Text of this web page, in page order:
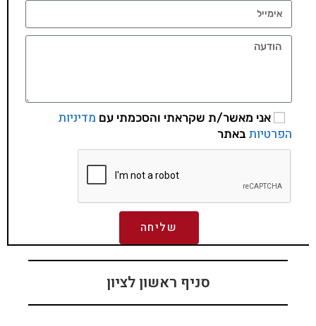
אני מאשר/ת שקראתי והסכמתי עם מדיניות
הפרטיות באתר
שליחה
סניף ראשון לציון